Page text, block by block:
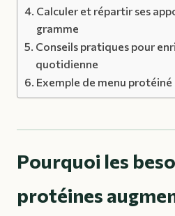
Calculer et répartir ses
gramme
Conseils pratiques pour
quotidienne
Exemple de menu
Pourquoi les
protéines